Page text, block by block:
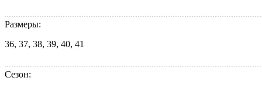
Размеры:
36, 37, 38, 39, 40, 41
Сезон: